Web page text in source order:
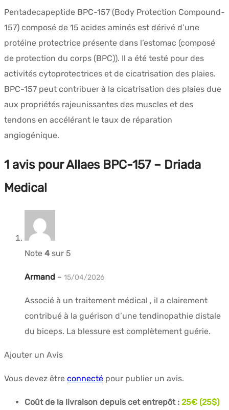
Pentadecapeptide BPC-157 (Body Protection Compound-
157) composé de 15 acides aminés est dérivé d’une
protéine protectrice présente dans l’estomac (composé
de protection du corps (BPC)). Il a été testé pour des
activités cytoprotectrices et de cicatrisation des plaies.
BPC-157 peut contribuer à la cicatrisation des plaies due
aux propriétés rajeunissantes des muscles et des
tendons en accélérant le taux de réparation
angiogénique.
1 avis pourAllaes BPC-157 – Driada
Medical
Note 4 sur 5
Armand – 15/04/2026
Associé à un traitement médical , il a clairement
contribué à la guérison d’une tendinopathie distale
du biceps. La blessure est complètement guérie.
Ajouter un Avis
Vous devez être connecté pour publier un avis.
Coût de la livraison depuis cet entrepôt : 25€ (25$)